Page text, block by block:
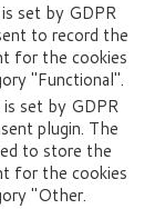
set by GDPR
to record the
for the cookies
"Functional".
set by GDPR
plugin. The
to store the
for the cookies
"Other.